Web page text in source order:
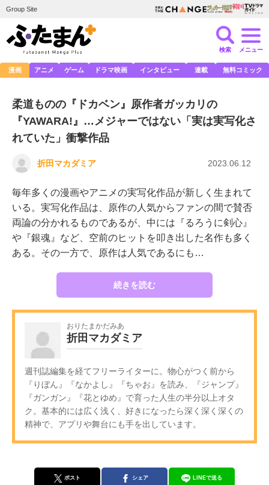
Group Site
検索 メニュー
漫画 アニメ ゲーム ドラマ映画 インタビュー 連載 無料コミック
柔道ものの『ドカベン』原作者ガッカリの
『YAWARA!』…メジャーではない「実は実写化さ
れていた」衝撃作品
折田マカダミア 2023.06.12
毎年多くの漫画やアニメの実写化作品が新しく生まれて
いる。実写化作品は、原作の人気からファンの間で賛否
両論の分かれるものであるが、中には『るろうに剣心』
や『銀魂』など、空前のヒットを叩き出した名作も多く
ある。その一方で、原作は人気であるにも…
続きを読む
おりたまかだみあ
折田マカダミア
週刊誌編集を経てフリーライターに。物心がつく前から
『りぼん』『なかよし』『ちゃお』を読み、『ジャンプ』
『ガンガン』『花とゆめ』で育った人生の半分以上オタ
ク。基本的には広く浅く、好きになったら深く深く深くの
精神で、アプリや舞台にも手を出しています。
ポスト シェア LINEで送る